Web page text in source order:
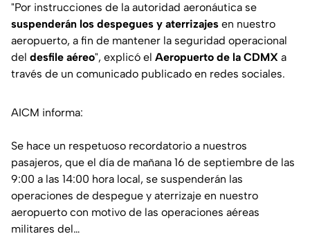
"Por instrucciones de la autoridad aeronáutica se
suspenderán los despegues y aterrizajes en nuestro
aeropuerto, a fin de mantener la seguridad operacional
del desfile aéreo", explicó el Aeropuerto de la CDMX a
través de un comunicado publicado en redes sociales.
AICM informa:
Se hace un respetuoso recordatorio a nuestros
pasajeros, que el día de mañana 16 de septiembre de las
9:00 a las 14:00 hora local, se suspenderán las
operaciones de despegue y aterrizaje en nuestro
aeropuerto con motivo de las operaciones aéreas
militares del…